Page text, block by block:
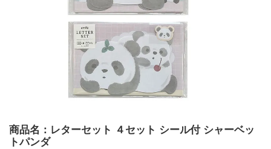
商品名：レターセット ４セット シール付 シャーベッ
トパンダ